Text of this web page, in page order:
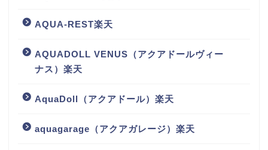
AQUA-REST楽天
AQUADOLL VENUS（アクアドールヴィー
ナス）楽天
AquaDoll（アクアドール）楽天
aquagarage（アクアガレージ）楽天